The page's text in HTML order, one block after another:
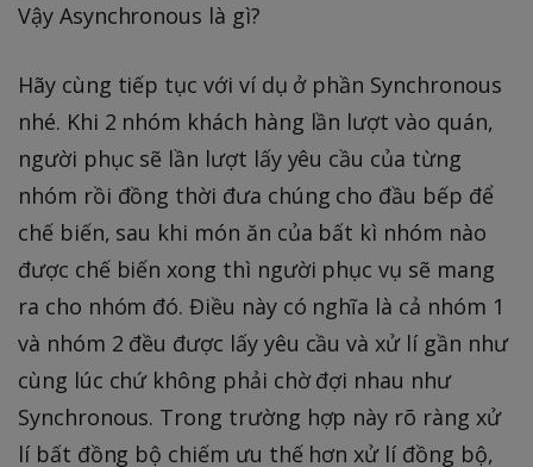
Vậy Asynchronous là gì?
Hãy cùng tiếp tục với ví dụ ở phần Synchronous
nhé. Khi 2 nhóm khách hàng lần lượt vào quán,
người phục sẽ lần lượt lấy yêu cầu của từng
nhóm rồi đồng thời đưa chúng cho đầu bếp để
chế biến, sau khi món ăn của bất kì nhóm nào
được chế biến xong thì người phục vụ sẽ mang
ra cho nhóm đó. Điều này có nghĩa là cả nhóm 1
và nhóm 2 đều được lấy yêu cầu và xử lí gần như
cùng lúc chứ không phải chờ đợi nhau như
Synchronous. Trong trường hợp này rõ ràng xử
lí bất đồng bộ chiếm ưu thế hơn xử lí đồng bộ,